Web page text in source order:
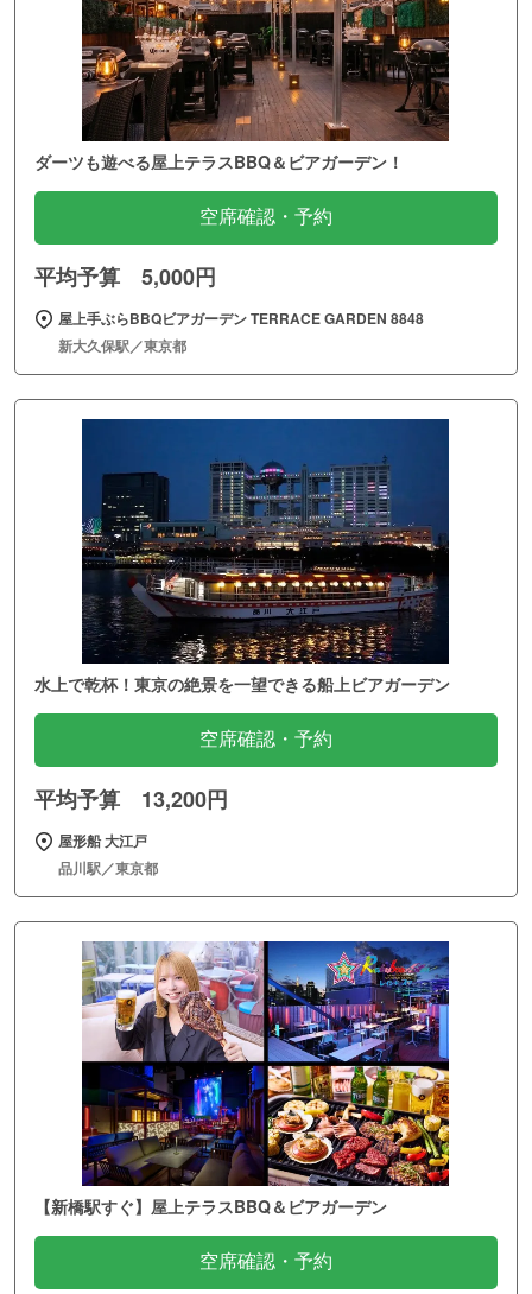
ダーツも遊べる屋上テラスBBQ＆ビアガーデン！
空席確認・予約
平均予算 5,000円
屋上手ぶらBBQビアガーデン TERRACE GARDEN 8848
新大久保駅／東京都
水上で乾杯！東京の絶景を一望できる船上ビアガーデン
空席確認・予約
平均予算 13,200円
屋形船 大江戸
品川駅／東京都
【新橋駅すぐ】屋上テラスBBQ＆ビアガーデン
空席確認・予約